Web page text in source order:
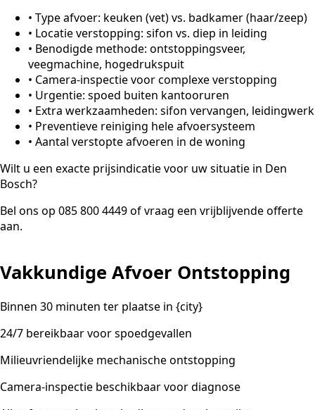
• Type afvoer: keuken (vet) vs. badkamer (haar/zeep)
• Locatie verstopping: sifon vs. diep in leiding
• Benodigde methode: ontstoppingsveer,
veegmachine, hogedrukspuit
• Camera-inspectie voor complexe verstopping
• Urgentie: spoed buiten kantooruren
• Extra werkzaamheden: sifon vervangen, leidingwerk
• Preventieve reiniging hele afvoersysteem
• Aantal verstopte afvoeren in de woning
Wilt u een exacte prijsindicatie voor uw situatie in Den
Bosch?
Bel ons op 085 800 4449 of vraag een vrijblijvende offerte
aan.
Vakkundige Afvoer Ontstopping
Binnen 30 minuten ter plaatse in {city}
24/7 bereikbaar voor spoedgevallen
Milieuvriendelijke mechanische ontstopping
Camera-inspectie beschikbaar voor diagnose